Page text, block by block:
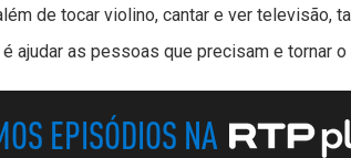
de tocar violino, cantar e ver televisão,
ajudar as pessoas que precisam e tornar
EPISÓDIOS NA